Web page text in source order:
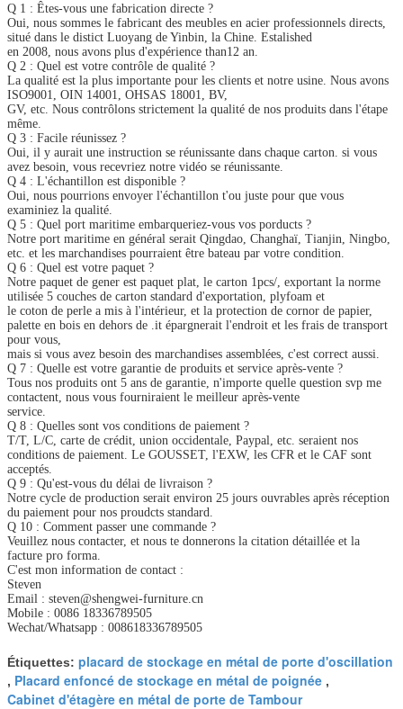
Q 1 : Êtes-vous une fabrication directe ?
Oui, nous sommes le fabricant des meubles en acier professionnels directs,
situé dans le distict Luoyang de Yinbin, la Chine. Estalished
en 2008, nous avons plus d'expérience than12 an.
Q 2 : Quel est votre contrôle de qualité ?
La qualité est la plus importante pour les clients et notre usine. Nous avons
ISO9001, OIN 14001, OHSAS 18001, BV,
GV, etc. Nous contrôlons strictement la qualité de nos produits dans l'étape
même.
Q 3 : Facile réunissez ?
Oui, il y aurait une instruction se réunissante dans chaque carton. si vous
avez besoin, vous recevriez notre vidéo se réunissante.
Q 4 : L'échantillon est disponible ?
Oui, nous pourrions envoyer l'échantillon t'ou juste pour que vous
examiniez la qualité.
Q 5 : Quel port maritime embarqueriez-vous vos porducts ?
Notre port maritime en général serait Qingdao, Changhaï, Tianjin, Ningbo,
etc. et les marchandises pourraient être bateau par votre condition.
Q 6 : Quel est votre paquet ?
Notre paquet de gener est paquet plat, le carton 1pcs/, exportant la norme
utilisée 5 couches de carton standard d'exportation, plyfoam et
le coton de perle a mis à l'intérieur, et la protection de cornor de papier,
palette en bois en dehors de .it épargnerait l'endroit et les frais de transport
pour vous,
mais si vous avez besoin des marchandises assemblées, c'est correct aussi.
Q 7 : Quelle est votre garantie de produits et service après-vente ?
Tous nos produits ont 5 ans de garantie, n'importe quelle question svp me
contactent, nous vous fourniraient le meilleur après-vente
service.
Q 8 : Quelles sont vos conditions de paiement ?
T/T, L/C, carte de crédit, union occidentale, Paypal, etc. seraient nos
conditions de paiement. Le GOUSSET, l'EXW, les CFR et le CAF sont
acceptés.
Q 9 : Qu'est-vous du délai de livraison ?
Notre cycle de production serait environ 25 jours ouvrables après réception
du paiement pour nos proudcts standard.
Q 10 : Comment passer une commande ?
Veuillez nous contacter, et nous te donnerons la citation détaillée et la
facture pro forma.
C'est mon information de contact :
Steven
Email : steven@shengwei-furniture.cn
Mobile : 0086 18336789505
Wechat/Whatsapp : 008618336789505
Étiquettes: placard de stockage en métal de porte d'oscillation
, Placard enfoncé de stockage en métal de poignée ,
Cabinet d'étagère en métal de porte de Tambour